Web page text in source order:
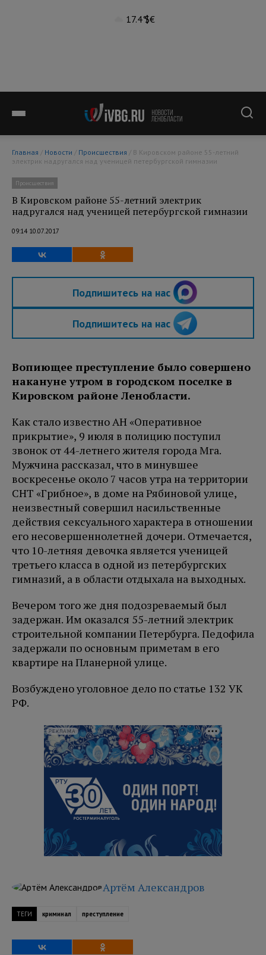
17.4°$€
Главная / Новости / Происшествия
электрик надругался над ученицей петербургской гимназии
Происшествия
В Кировском районе 55-летний электрик
надругался над ученицей петербургской гимназии
09:14 10.07.2017
Подпишитесь на нас
Подпишитесь на нас
Вопиющее преступление было совершено
накануне утром в городском поселке в
Кировском районе Ленобласти.
Как стало известно АН «Оперативное
прикрытие», 9 июля в полицию поступил
звонок от 44-летнего жителя города Мга.
Мужчина рассказал, что в минувшее
воскресенье около 7 часов утра на территории
СНТ «Грибное», в доме на Рябиновой улице,
неизвестный совершил насильственные
действия сексуального характера в отношении
его несовершеннолетней дочери. Отмечается,
что 10-летняя девочка является ученицей
третьего класса в одной из петербургских
гимназий, а в области отдыхала на выходных.
Вечером того же дня подозреваемый был
задержан. Им оказался 55-летний электрик
строительной компании Петербурга. Педофила
задержали по основным приметам в его
квартире на Планерной улице.
Возбуждено уголовное дело по статье 132 УК
РФ.
РЕКЛАМА
Артём Александров
ТЕГИ криминал преступление